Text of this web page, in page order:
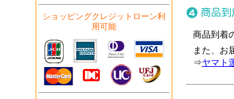
ショッピングクレジットローン利
用可能
商品到着
また、お
⇒ヤマト